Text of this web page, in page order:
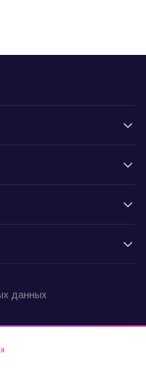
данных
права защищены